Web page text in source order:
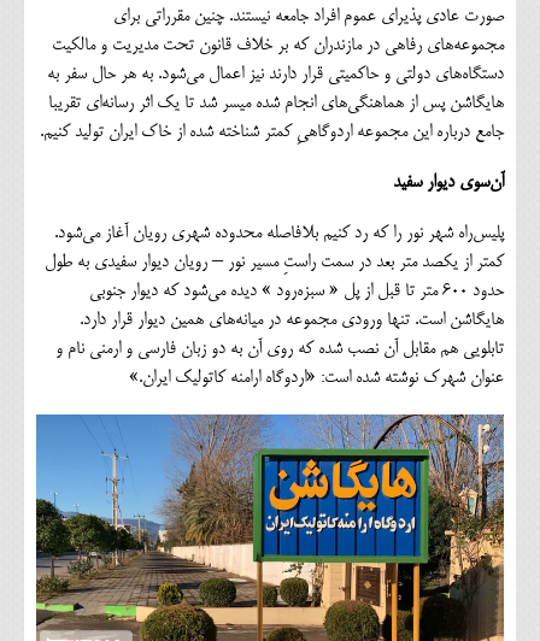
صورت عادی پذیرای عموم افراد جامعه نیستند. چنین مقرراتی برای
مجموعه‌های رفاهی در مازندران که بر خلاف قانون تحت مدیریت و مالکیت
دستگاه‌های دولتی و حاکمیتی قرار دارند نیز اعمال می‌شود. به هر حال سفر به
هایگاشن پس از هماهنگی‌های انجام شده میسر شد تا یک اثر رسانه‌ای تقریبا
جامع درباره این مجموعه اردوگاهیِ کمتر شناخته شده از خاک ایران تولید کنیم.
آن‌سوی دیوار سفید
پلیس‌راه شهر نور را که رد کنیم بلافاصله محدوده شهری رویان آغاز می‌شود.
کمتر از یکصد متر بعد در سمت راستِ مسیر نور – رویان دیوار سفیدی به طول
حدود ۶۰۰ متر تا قبل از پل « سبزه‌رود » دیده می‌شود که دیوار جنوبی
هایگاشن است. تنها ورودی مجموعه در میانه‌های همین دیوار قرار دارد.
تابلویی هم مقابل آن نصب شده که روی آن به دو زبان فارسی و ارمنی نام و
عنوان شهرک نوشته شده است: «اردوگاه ارامنه کاتولیک ایران.»